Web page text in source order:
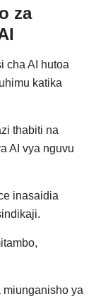
za
cha AI hutoa
katika
thabiti na
AI vya nguvu
inasaidia
ya